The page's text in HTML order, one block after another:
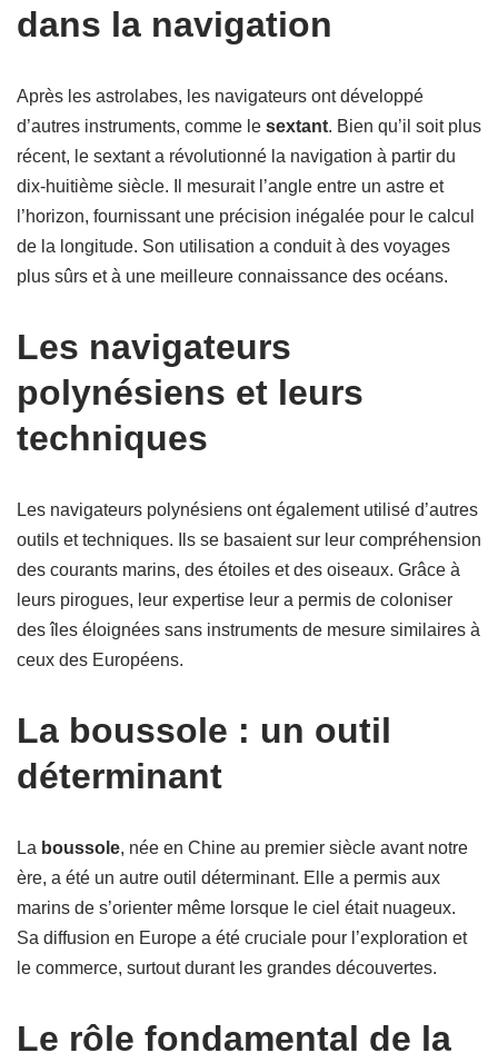
dans la navigation
Après les astrolabes, les navigateurs ont développé
d’autres instruments, comme le sextant. Bien qu’il soit plus
récent, le sextant a révolutionné la navigation à partir du
dix-huitième siècle. Il mesurait l’angle entre un astre et
l’horizon, fournissant une précision inégalée pour le calcul
de la longitude. Son utilisation a conduit à des voyages
plus sûrs et à une meilleure connaissance des océans.
Les navigateurs
polynésiens et leurs
techniques
Les navigateurs polynésiens ont également utilisé d’autres
outils et techniques. Ils se basaient sur leur compréhension
des courants marins, des étoiles et des oiseaux. Grâce à
leurs pirogues, leur expertise leur a permis de coloniser
des îles éloignées sans instruments de mesure similaires à
ceux des Européens.
La boussole : un outil
déterminant
La boussole, née en Chine au premier siècle avant notre
ère, a été un autre outil déterminant. Elle a permis aux
marins de s’orienter même lorsque le ciel était nuageux.
Sa diffusion en Europe a été cruciale pour l’exploration et
le commerce, surtout durant les grandes découvertes.
Le rôle fondamental de la